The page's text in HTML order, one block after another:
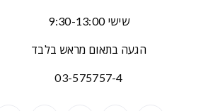
שישי 9:30-13:00
הגעה בתאום מראש בלבד
03-575757-4